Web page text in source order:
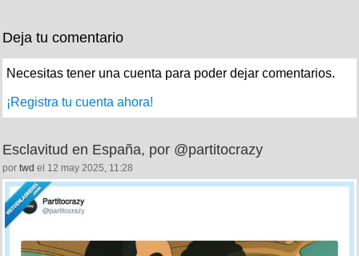
Deja tu comentario
Necesitas tener una cuenta para poder dejar comentarios.
¡Registra tu cuenta ahora!
Esclavitud en España, por @partitocrazy
por twd el 12 may 2025, 11:28